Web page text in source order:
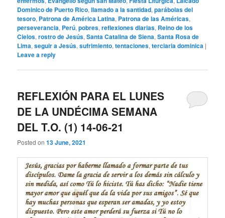
Dominico de Puerto Rico,llamado a la santidad,parábolas del
tesoro, Patrona de América Latina, Patrona de las Américas,
perseverancia, Perú,pobres,reflexiones diarias, Reino de los
Cielos,rostro de Jesús,Santa Catalina de Siena,Santa Rosa de
Lima,seguir a Jesús,sufrimiento,tentaciones,terciaria dominica |
Leave a reply
REFLEXIÓN PARA EL LUNES
DE LA UNDÉCIMA SEMANA
DEL T.O. (1) 14-06-21
Posted on13 June, 2021